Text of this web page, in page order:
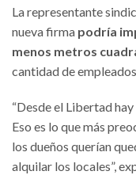
La representante
nueva firma podría
menos metros
cantidad de
“Desde el Libertad
Eso es lo que más
los dueños querían
alquilar los locales”,